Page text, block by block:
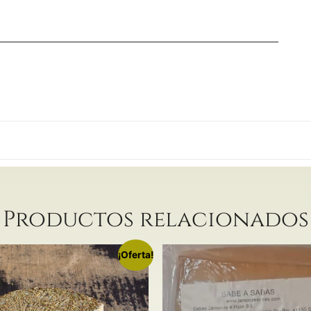
Productos relacionados
¡Oferta!